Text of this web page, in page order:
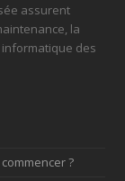
assurent
la
des
?